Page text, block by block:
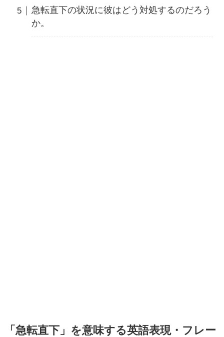
急転直下の状況に彼はどう対処するのだろう
か。
「急転直下」を意味する英語表現・フレー